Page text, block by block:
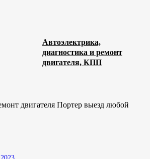
Автоэлектрика,
диагностика и ремонт
двигателя, КПП
двигателя Портер выезд любой